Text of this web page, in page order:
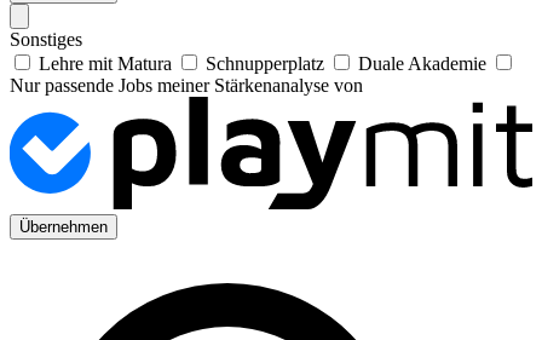
Sonstiges
Lehre mit Matura
Schnupperplatz
Duale Akademie
Nur passende Jobs meiner Stärkenanalyse von
Übernehmen